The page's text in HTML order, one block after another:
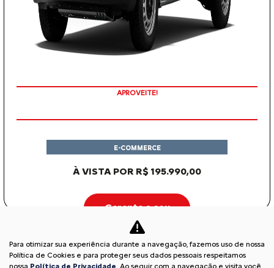
APROVEITE!
À VISTA POR R$ 195.990,00
E-COMMERCE
Garanta o seu
C3
Para otimizar sua experiência durante a navegação, fazemos uso de nossa
Política de Cookies e para proteger seus dados pessoais respeitamos
nossa Política de Privacidade . Ao seguir com a navegação e visita você